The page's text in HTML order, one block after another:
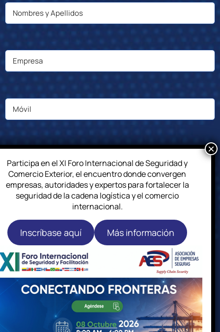
Participa en el XI Foro Internacional de Seguridad y
Comercio Exterior, el encuentro donde convergen
empresas, autoridades y expertos para fortalecer la
seguridad de la cadena logística y el comercio
internacional.
Inscríbase aquí Más información